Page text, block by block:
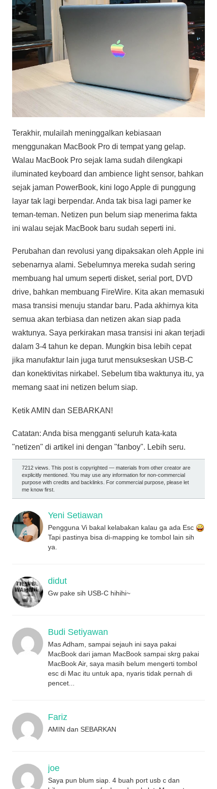
Terakhir, mulailah meninggalkan kebiasaan
menggunakan MacBook Pro di tempat yang gelap.
Walau MacBook Pro sejak lama sudah dilengkapi
iluminated keyboard dan ambience light sensor, bahkan
sejak jaman PowerBook, kini logo Apple di punggung
layar tak lagi berpendar. Anda tak bisa lagi pamer ke
teman-teman. Netizen pun belum siap menerima fakta
ini walau sejak MacBook baru sudah seperti ini.
Perubahan dan revolusi yang dipaksakan oleh Apple ini
sebenarnya alami. Sebelumnya mereka sudah sering
membuang hal umum seperti disket, serial port, DVD
drive, bahkan membuang FireWire. Kita akan memasuki
masa transisi menuju standar baru. Pada akhirnya kita
semua akan terbiasa dan netizen akan siap pada
waktunya. Saya perkirakan masa transisi ini akan terjadi
dalam 3-4 tahun ke depan. Mungkin bisa lebih cepat
jika manufaktur lain juga turut mensukseskan USB-C
dan konektivitas nirkabel. Sebelum tiba waktunya itu, ya
memang saat ini netizen belum siap.
Ketik AMIN dan SEBARKAN!
Catatan: Anda bisa mengganti seluruh kata-kata
"netizen" di artikel ini dengan "fanboy". Lebih seru.
7212 views. This post is copyrighted — materials from other creator are
explicitly mentioned. You may use any information for non-commercial
purpose with credits and backlinks. For commercial purpose, please let
me know first.
Yeni Setiawan
Pengguna Vi bakal kelabakan kalau ga ada Esc
Tapi pastinya bisa di-mapping ke tombol lain sih
ya.
didut
Gw pake sih USB-C hihihi~
Budi Setiyawan
Mas Adham, sampai sejauh ini saya pakai
MacBook dari jaman MacBook sampai skrg pakai
MacBook Air, saya masih belum mengerti tombol
esc di Mac itu untuk apa, nyaris tidak pernah di
pencet...
Fariz
AMIN dan SEBARKAN
joe
Saya pun blum siap. 4 buah port usb c dan